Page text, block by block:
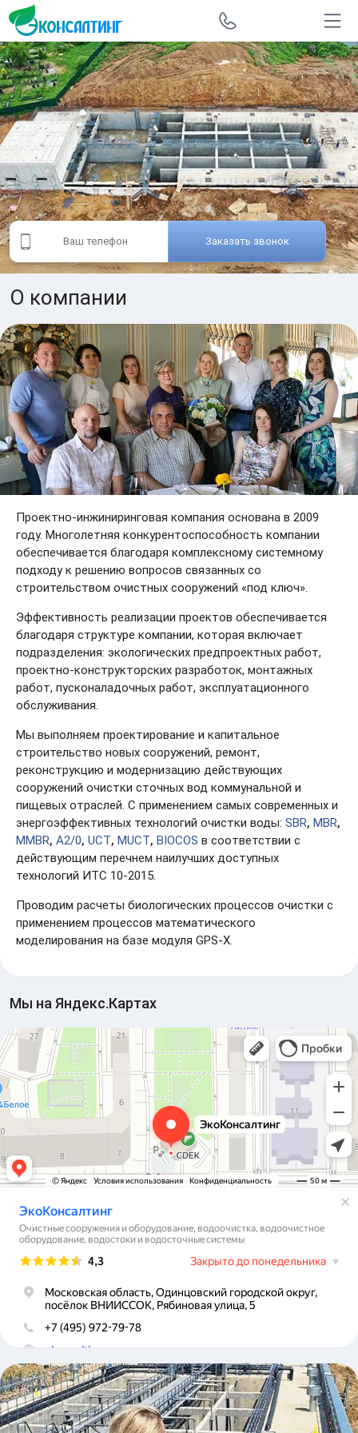
Заказать звонок
О компании
Проектно-инжиниринговая компания основана в 2009 году.
Многолетняя конкурентоспособность компании
обеспечивается благодаря комплексному системному
подходу к решению вопросов связанных со
строительством очистных сооружений «под ключ».
Эффективность реализации проектов обеспечивается
благодаря структуре компании, которая включает
подразделения: экологических предпроектных работ,
проектно-конструкторских разработок, монтажных работ,
пусконаладочных работ, эксплуатационного
обслуживания.
Мы выполняем проектирование и капитальное
строительство новых сооружений, ремонт, реконструкцию
и модернизацию действующих сооружений очистки
сточных вод коммунальной и пищевых отраслей. С
применением самых современных и энергоэффективных
технологий очистки воды:SBR,MBR,MMBR,A2/0,UCT,
MUCT,BIOCOSв соответствии с действующим перечнем
наилучших доступных технологий ИТС 10-2015.
применением процессов математического моделирования
на базе модуля GPS-X.